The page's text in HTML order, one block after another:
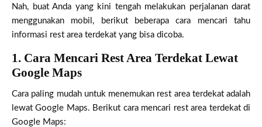
Nah, buat Anda yang kini tengah melakukan perjalanan darat
menggunakan mobil, berikut beberapa cara mencari tahu
informasi rest area terdekat yang bisa dicoba.
1. Cara Mencari Rest Area Terdekat Lewat
Google Maps
Cara paling mudah untuk menemukan rest area terdekat adalah
lewat Google Maps. Berikut cara mencari rest area terdekat di
Google Maps: